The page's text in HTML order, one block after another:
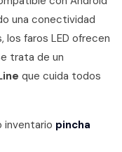
una conectividad
faros LED ofrecen
trata de un
que cuida todos
inventario pincha